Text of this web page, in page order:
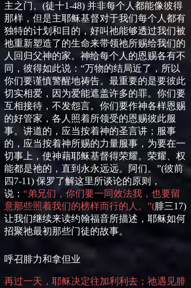
主之门。 (徒十1-48) 并非每个人都能像彼得
那样，但是主耶稣基督对于我们每个人都有
独特的计划和目的，好叫祂能够透过我们被
祂重新塑造了的生命来带领祂所赐给我们的
人回归父神的家。神给每个人的恩赐各有不
同，彼得如此说：“万物的结局近了，所以
你们要谨慎警醒地祷告。最重要的是要彼此
切实相爱，因为爱能遮盖许多的罪。你们要
互相接待，不发怨言。你们要作神各样恩赐
的好管家，各人照着所领受的恩赐彼此服
事。讲道的，应当按着神的圣言讲；服事
的，应当按着神所赐的力量服事，为要在一
切事上，使神藉耶稣基督得荣耀。荣耀、权
能都是祂的，直到永永远远。阿们。”(彼前
四7-11) 保罗了解这里所谈论的原则，
说： “弟兄们，你们要一同效法我，也要留
意那些照着我们的榜样而行的人。”(腓三17)
让我们继续来读约翰福音所描述，耶稣如何
招聚祂最初那些门徒的故事。
呼召腓力和拿但业
再过一天，耶稣决定往加利利去；祂遇见腓